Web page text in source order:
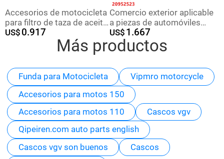
Accesorios de motocicleta
para filtro de taza de aceite
del motor CG150
US$ 0.917
Comercio exterior aplicable
a piezas de automóviles
generales de válvula
solenoide de aluminio de
carbono 15839554
US$ 1.667
Más productos
Funda para Motocicleta
Vipmro motorcycle
Accesorios para motos 150
Accesorios para motos 110
Cascos vgv
Qipeiren.com auto parts english
Cascos vgv son buenos
Cascos